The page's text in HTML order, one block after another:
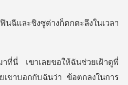
ฟินฉีและชิงซูต่างก็ต
า ข้อตกลงในการ